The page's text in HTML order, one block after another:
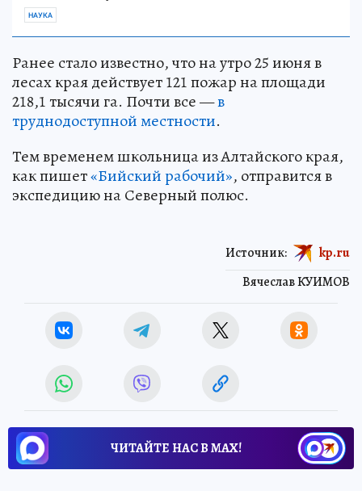
НАУКА
Ранее стало известно, что на утро 25 июня в
лесах края действует 121 пожар на площади
218,1 тысячи га. Почти все —в
труднодоступной местности.
Тем временем школьница из Алтайского края,
как пишет«Бийский рабочий», отправится в
экспедицию на Северный полюс.
Вячеслав КУИМОВ
Источник: kp.ru
ЧИТАЙТЕ НАС В МАХ!